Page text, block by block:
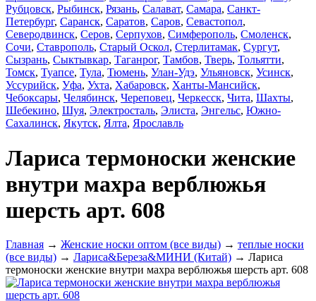
Рубцовск, Рыбинск, Рязань, Салават, Самара, Санкт-
Петербург, Саранск, Саратов, Саров, Севастопол,
Северодвинск, Серов, Серпухов, Симферополь, Смоленск,
Сочи, Ставрополь, Старый Оскол, Стерлитамак, Сургут,
Сызрань, Сыктывкар, Таганрог, Тамбов, Тверь, Тольятти,
Томск, Туапсе, Тула, Тюмень, Улан-Удэ, Ульяновск, Усинск,
Уссурийск, Уфа, Ухта, Хабаровск, Ханты-Мансийск,
Чебоксары, Челябинск, Череповец, Черкесск, Чита, Шахты,
Шебекино, Шуя, Электросталь, Элиста, Энгельс, Южно-
Сахалинск, Якутск, Ялта, Ярославль
Лариса термоноски женские
внутри махра верблюжья
шерсть арт. 608
Главная → Женские носки оптом (все виды) → теплые носки
(все виды) → Лариса&Береза&МИНИ (Китай) → Лариса
термоноски женские внутри махра верблюжья шерсть арт. 608